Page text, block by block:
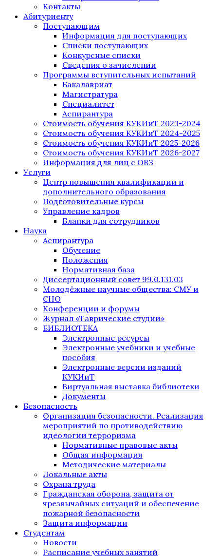
Контакты
Абитуриенту
Поступающим
Информация для поступающих
Списки поступающих
Конкурсные списки
Сведения о зачислении
Программы вступительных испытаний
Бакалавриат
Магистратура
Специалитет
Аспирантура
Стоимость обучения КУКИиТ 2023-2024
Стоимость обучения КУКИиТ 2024-2025
Стоимость обучения КУКИиТ 2025-2026
Стоимость обучения КУКИиТ 2026-2027
Информация для лиц с ОВЗ
Услуги
Центр повышения квалификации и
дополнительного образования
Подготовительные курсы
Управление кадров
Бланки для сотрудников
Наука
Аспирантура
Обучение
Положения
Нормативная база
Диссертационный совет 99.0.131.03
Молодёжные научные общества: СМУ и
СНО
Конференции и форумы
Журнал «Таврические студии»
БИБЛИОТЕКА
Электронные ресурсы
Электронные учебники и учебные
пособия
Электронные версии изданий
КУКИиТ
Виртуальная выставка библиотеки
Документы
Безопасность
Организация безопасности. Реализация
мероприятий по противодействию
идеологии терроризма
Нормативные правовые акты
Общая информация
Методические материалы
Локальные акты
Охрана труда
Гражданская оборона, защита от
чрезвычайных ситуаций и обеспечение
пожарной безопасности
Защита информации
Студентам
Новости
Расписание учебных занятий